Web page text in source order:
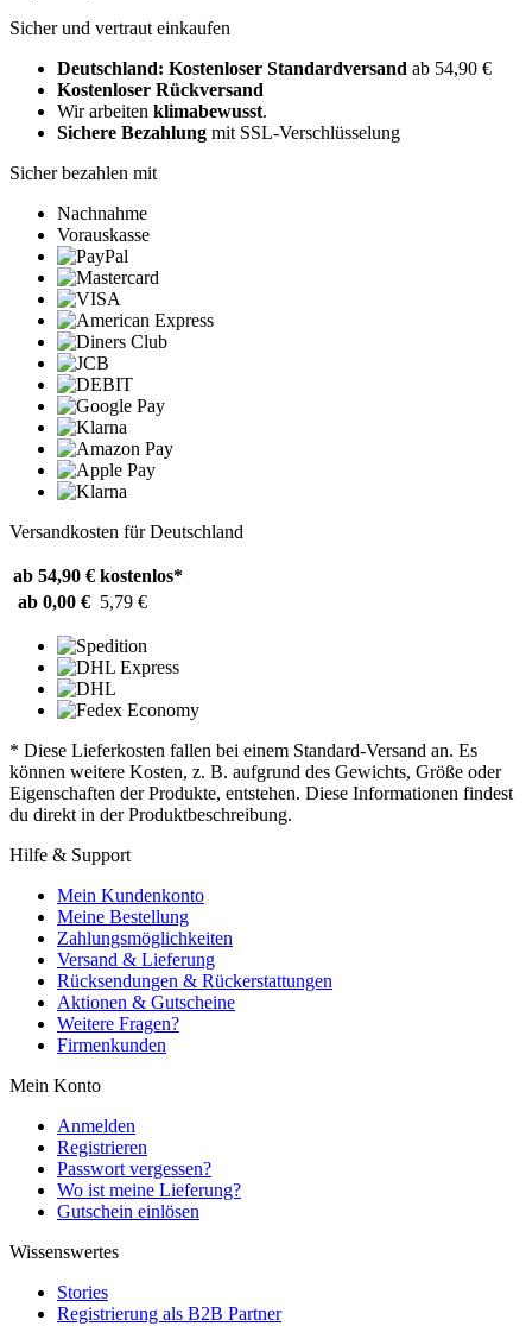
Sicher und vertraut einkaufen
Deutschland: Kostenloser Standardversand ab 54,90 €
Kostenloser Rückversand
Wir arbeiten klimabewusst.
Sichere Bezahlung mit SSL-Verschlüsselung
Sicher bezahlen mit
Nachnahme
Vorauskasse
Versandkosten für Deutschland
ab 54,90 € kostenlos*
ab 0,00 € 5,79 €
* Diese Lieferkosten fallen bei einem Standard-Versand an. Es
können weitere Kosten, z. B. aufgrund des Gewichts, Größe oder
Eigenschaften der Produkte, entstehen. Diese Informationen findest
du direkt in der Produktbeschreibung.
Hilfe & Support
Mein Kundenkonto
Meine Bestellung
Zahlungsmöglichkeiten
Versand & Lieferung
Rücksendungen & Rückerstattungen
Aktionen & Gutscheine
Weitere Fragen?
Firmenkunden
Mein Konto
Anmelden
Registrieren
Passwort vergessen?
Wo ist meine Lieferung?
Gutschein einlösen
Wissenswertes
Stories
Registrierung als B2B Partner